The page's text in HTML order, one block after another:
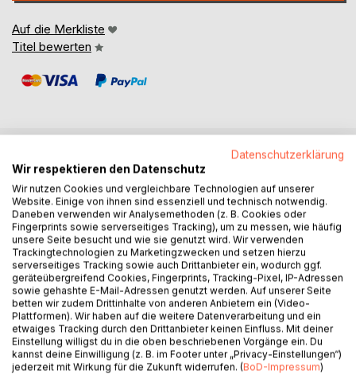
Auf die Merkliste
Titel bewerten
BESCHREIBUNG
Hinter jedem "und wenn sie nicht gestorben sind" steckt
ein dunkles Geheimnis und das wird hier erzählt. Erlebe
deine Lieblingsmärchen neu: düster und modern, aber
immer märchenhaft. Gibt es noch ein Happy End?
AUTOR/IN
PRESSESTIMMEN
Datenschutzerklärung
Wir respektieren den Datenschutz
Wir nutzen Cookies und vergleichbare Technologien auf unserer
Website. Einige von ihnen sind essenziell und technisch notwendig.
Daneben verwenden wir Analysemethoden (z. B. Cookies oder
Fingerprints sowie serverseitiges Tracking), um zu messen, wie häufig
unsere Seite besucht und wie sie genutzt wird. Wir verwenden
Trackingtechnologien zu Marketingzwecken und setzen hierzu
serverseitiges Tracking sowie auch Drittanbieter ein, wodurch ggf.
geräteübergreifend Cookies, Fingerprints, Tracking-Pixel, IP-Adressen
sowie gehashte E-Mail-Adressen genutzt werden. Auf unserer Seite
betten wir zudem Drittinhalte von anderen Anbietern ein (Video-
Plattformen). Wir haben auf die weitere Datenverarbeitung und ein
etwaiges Tracking durch den Drittanbieter keinen Einfluss. Mit deiner
Einstellung willigst du in die oben beschriebenen Vorgänge ein. Du
kannst deine Einwilligung (z. B. im Footer unter „Privacy-Einstellungen“)
jederzeit mit Wirkung für die Zukunft widerrufen. (BoD-Impressum)